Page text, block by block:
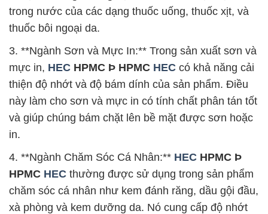
trong nước của các dạng thuốc uống, thuốc xịt, và
thuốc bôi ngoại da.
3. **Ngành Sơn và Mực In:** Trong sản xuất sơn và
mực in, HEC HPMC Þ HPMC HEC có khả năng cải
thiện độ nhớt và độ bám dính của sản phẩm. Điều
này làm cho sơn và mực in có tính chất phân tán tốt
và giúp chúng bám chặt lên bề mặt được sơn hoặc
in.
4. **Ngành Chăm Sóc Cá Nhân:** HEC HPMC Þ
HPMC HEC thường được sử dụng trong sản phẩm
chăm sóc cá nhân như kem đánh răng, dầu gội đầu,
xà phòng và kem dưỡng da. Nó cung cấp độ nhớt